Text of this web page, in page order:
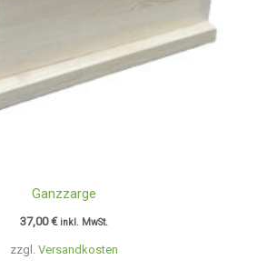
zzgl. Versandkosten
Ganzzarge
37,00€ inkl. MwSt.